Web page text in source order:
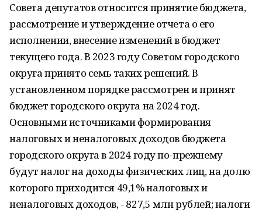
Совета депутатов относится принятие бюджета,
рассмотрение и утверждение отчета о его
исполнении, внесение изменений в бюджет
текущего года. В 2023 году Советом городского
округа принято семь таких решений. В
установленном порядке рассмотрен и принят
бюджет городского округа на 2024 год.
Основными источниками формирования
налоговых и неналоговых доходов бюджета
городского округа в 2024 году по-прежнему
будут налог на доходы физических лиц, на долю
которого приходится 49,1% налоговых и
неналоговых доходов, - 827,5 млн рублей; налоги